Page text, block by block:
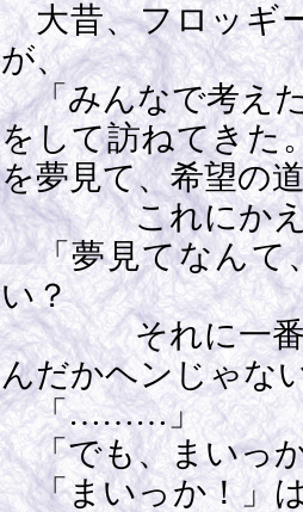
大昔、フロッギ
が、
「みんなで考え
をして訪ねてきた
を夢見て、希望の
これにかえて
「夢見てなんて
い？
それに一番だ
んだかヘンじゃ
「………」
「でも、まいっ
「まいっか！」は